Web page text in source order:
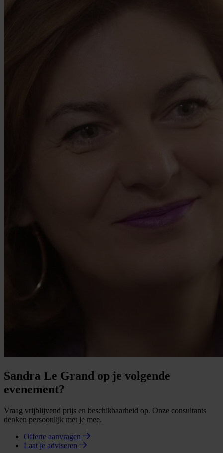
Sandra Le Grand op je volgende
evenement?
Vraag vrijblijvend prijs en beschikbaarheid op. Onze consultants
denken persoonlijk met je mee.
Offerte aanvragen
Laat je adviseren